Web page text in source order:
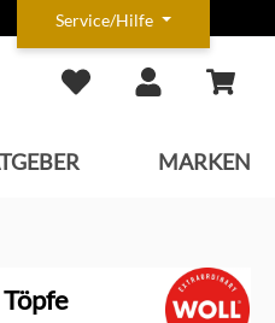
Service/Hilfe
MARKEN